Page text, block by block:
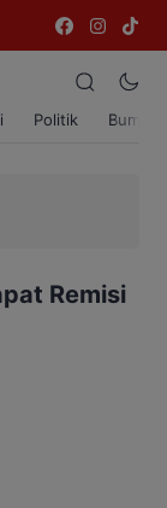
Politik Bumi
Remisi